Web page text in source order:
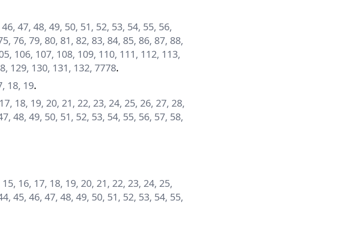
47, 48, 49, 50, 51, 52, 53, 54, 55, 56,
76, 79, 80, 81, 82, 83, 84, 85, 86, 87, 88,
106, 107, 108, 109, 110, 111, 112, 113,
129, 130, 131, 132, 7778.
18, 19.
18, 19, 20, 21, 22, 23, 24, 25, 26, 27, 28,
48, 49, 50, 51, 52, 53, 54, 55, 56, 57, 58,
16, 17, 18, 19, 20, 21, 22, 23, 24, 25,
45, 46, 47, 48, 49, 50, 51, 52, 53, 54, 55,